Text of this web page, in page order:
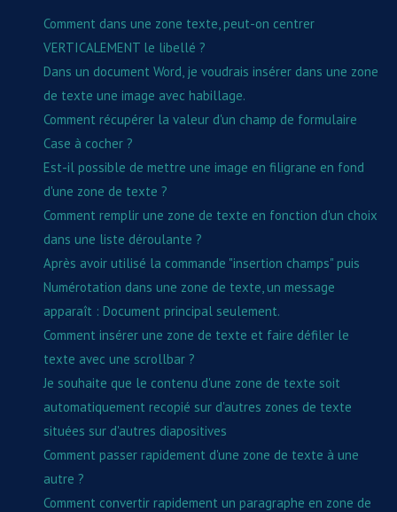
Comment dans une zone texte, peut-on centrer
VERTICALEMENT le libellé ?
Dans un document Word, je voudrais insérer dans une zone
de texte une image avec habillage.
Comment récupérer la valeur d'un champ de formulaire
Case à cocher ?
Est-il possible de mettre une image en filigrane en fond
d'une zone de texte ?
Comment remplir une zone de texte en fonction d'un choix
dans une liste déroulante ?
Après avoir utilisé la commande "insertion champs" puis
Numérotation dans une zone de texte, un message
apparaît : Document principal seulement.
Comment insérer une zone de texte et faire défiler le
texte avec une scrollbar ?
Je souhaite que le contenu d'une zone de texte soit
automatiquement recopié sur d'autres zones de texte
situées sur d'autres diapositives
Comment passer rapidement d'une zone de texte à une
autre ?
Comment convertir rapidement un paragraphe en zone de